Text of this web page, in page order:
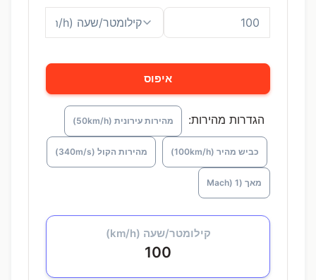
איפוס
הגדרות מהירות: מהירות עירונית (50km/h)
כביש מהיר (100km/h) מהירות הקול (340m/s)
מאך (Mach) 1
קילומטר/שעה (km/h)
100